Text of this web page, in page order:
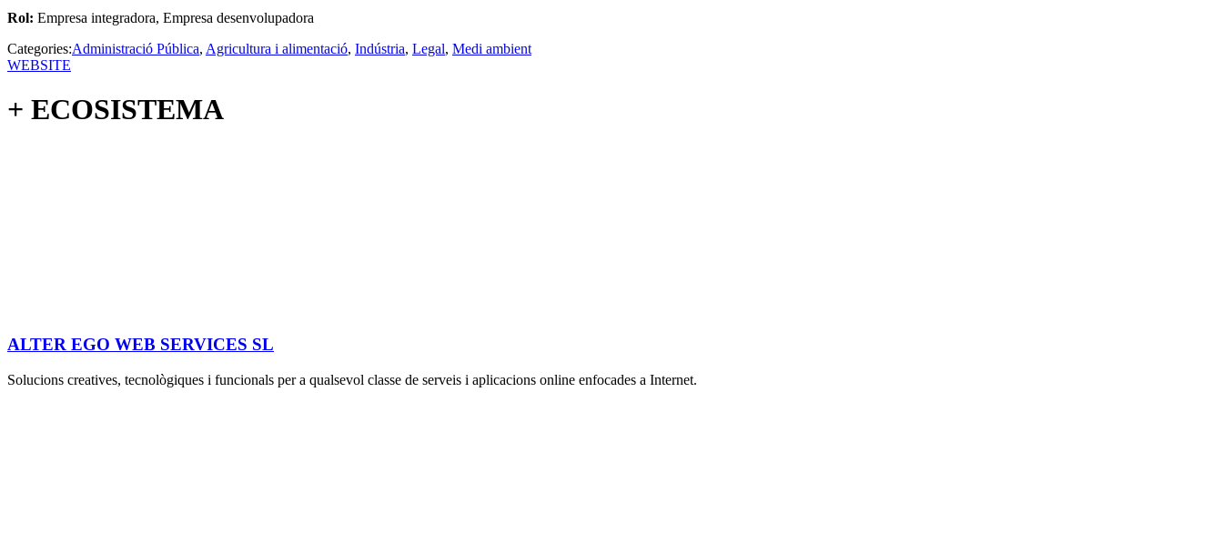
Rol: Empresa integradora, Empresa desenvolupadora
Categories:Administració Pública, Agricultura i alimentació, Indústria, Legal, Medi ambient
WEBSITE
+ ECOSISTEMA
ALTER EGO WEB SERVICES SL
Solucions creatives, tecnològiques i funcionals per a qualsevol classe de serveis i aplicacions online enfocades a Internet.